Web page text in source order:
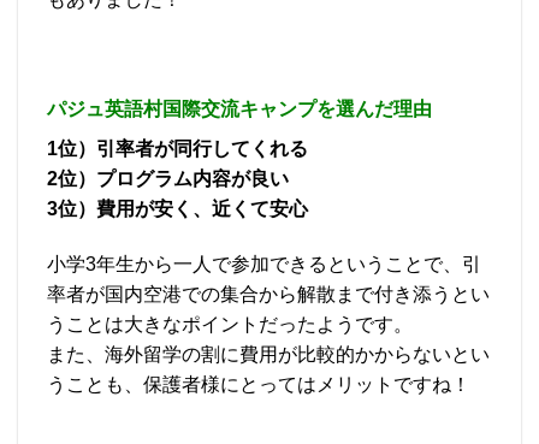
パジュ英語村国際交流キャンプを選んだ理由
1位）引率者が同行してくれる
2位）プログラム内容が良い
3位）費用が安く、近くて安心
小学3年生から一人で参加できるということで、引
率者が国内空港での集合から解散まで付き添うとい
うことは大きなポイントだったようです。
また、海外留学の割に費用が比較的かからないとい
うことも、保護者様にとってはメリットですね！